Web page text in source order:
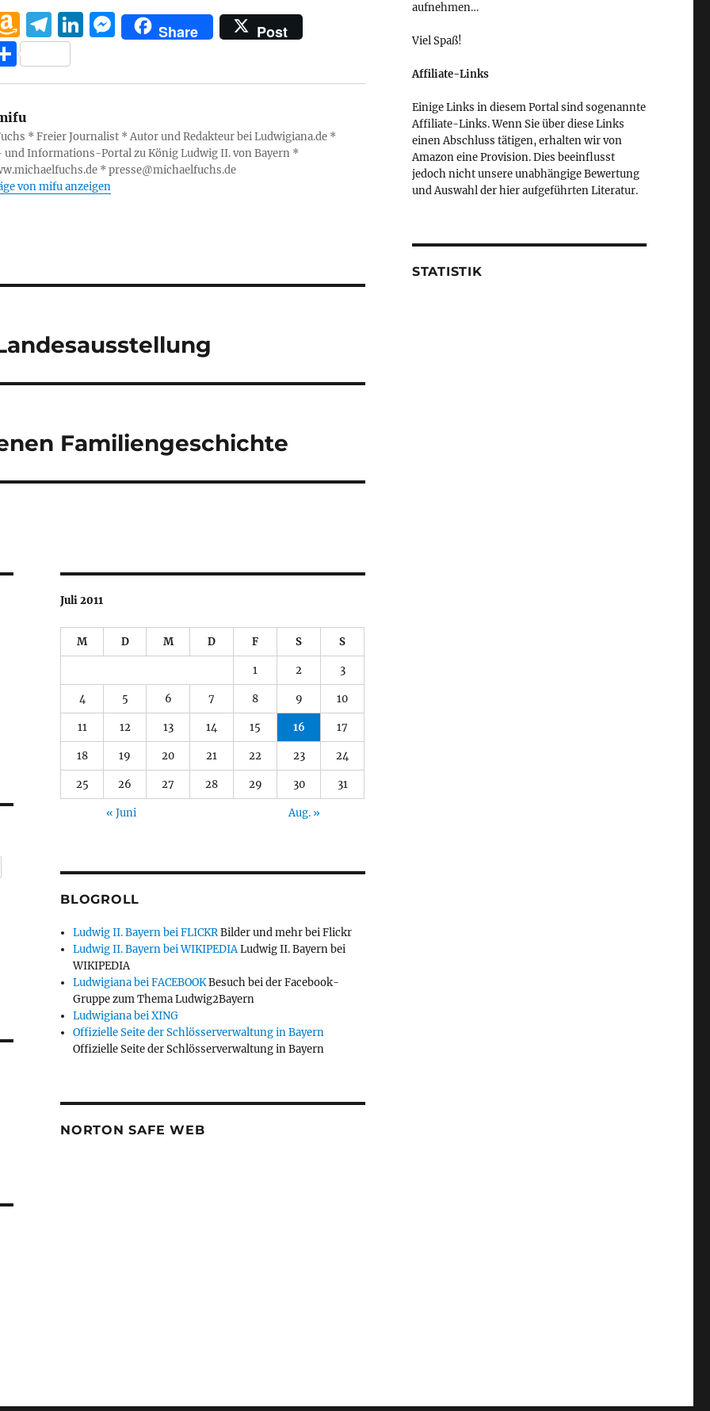
A
m
a
o
n
W
is
st
T
el
e
r
a
m
Li
k
d
I
n
M
e
ss
n
g
er
Share
Post
T
ei
le
n* Freier Journalist * Autor und Redakteur bei Ludwigiana.de *
Informations-Portal zu König Ludwig II. von Bayern *
* presse@michaelfuchs.de
von mifu anzeigen
Familiengeschichte
Juli 2011
M D M D F S S
1 2 3
4 5 6 7 8 9 10
11 12 13 14 15 16 17
18 19 20 21 22 23 24
25 26 27 28 29 30 31
« Juni Aug. »
BLOGROLL
Ludwig II. Bayern bei FLICKRBilder und mehr bei Flickr
Ludwig II. Bayern bei WIKIPEDIALudwig II. Bayern bei
WIKIPEDIA
Ludwigiana bei FACEBOOKBesuch bei der Facebook-
Gruppe zum Thema Ludwig2Bayern
Ludwigiana bei XING
Offizielle Seite der Schlösserverwaltung in Bayern
Offizielle Seite der Schlösserverwaltung in Bayern
NORTON SAFE WEB
aufnehmen…
Viel Spaß!
Affiliate-Links
Einige Links in diesem Portal sind sogenannte
Affiliate-Links. Wenn Sie über diese Links
einen Abschluss tätigen, erhalten wir von
Amazon eine Provision. Dies beeinflusst
jedoch nicht unsere unabhängige Bewertung
und Auswahl der hier aufgeführten Literatur.
STATISTIK